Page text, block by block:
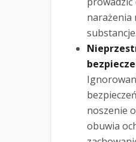
narażenia
substancje.
noszenie
obuwia